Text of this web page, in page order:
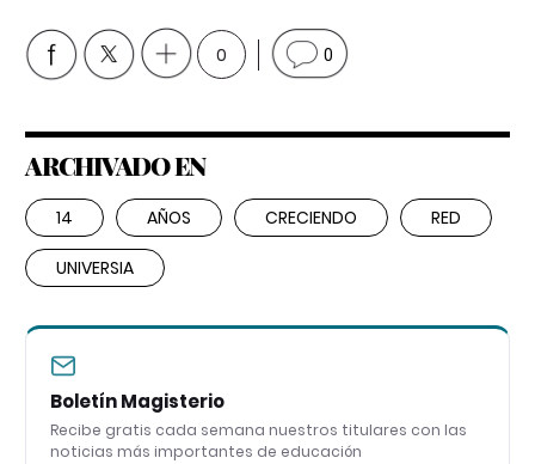
0 0
ARCHIVADO EN
14 AÑOS CRECIENDO RED
UNIVERSIA
Boletín Magisterio
Recibe gratis cada semana nuestros titulares con las
noticias más importantes de educación